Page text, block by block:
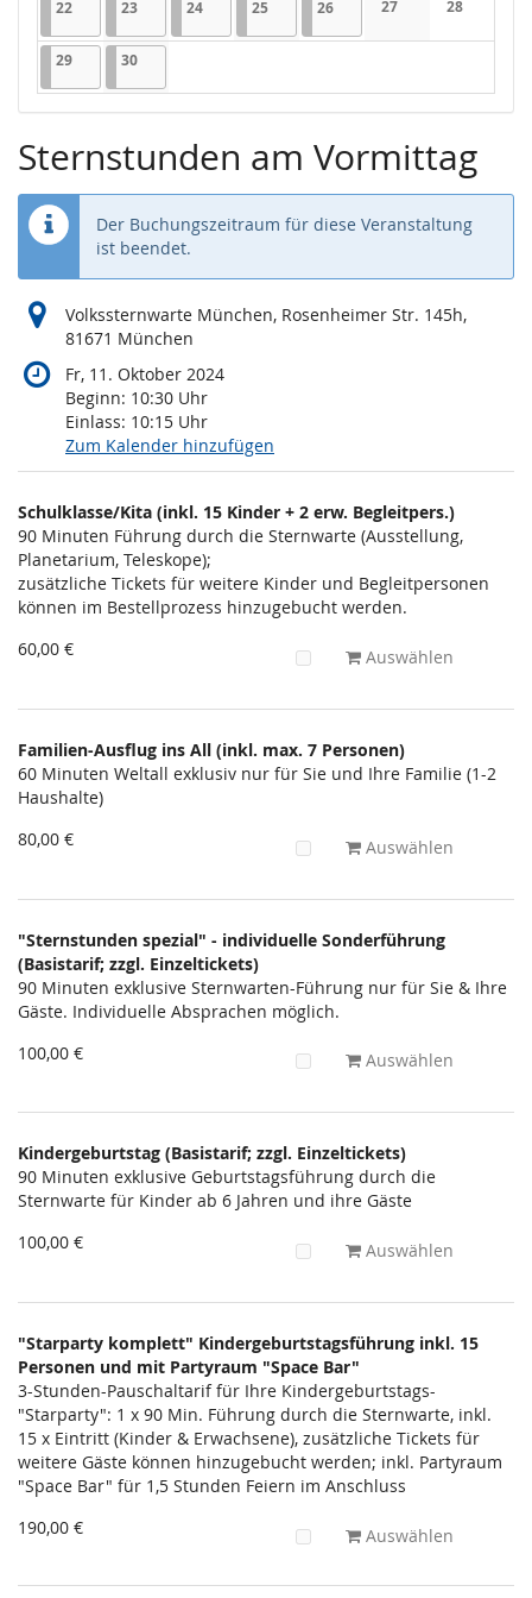
2222.06.2026
1 Veranstaltung
2323.06.2026
1 Veranstaltung
2424.06.2026
1 Veranstaltung
2525.06.2026
1 Veranstaltung
2626.06.2026
1 Veranstaltung
27
Keine
28
Keine
2929.06.2026
1 Veranstaltung
3030.06.2026
1 Veranstaltung
Sternstunden am Vormittag
Der Buchungszeitraum für diese Veranstaltung
ist beendet.
Volkssternwarte München, Rosenheimer Str. 145h,
81671 München
Fr, 11. Oktober 2024
Beginn: 10:30 Uhr
Einlass: 10:15 Uhr
Zum Kalender hinzufügen
Produkte
Unkategorisierte
Produkte
Schulklasse/Kita (inkl. 15 Kinder + 2 erw. Begleitpers.)
90 Minuten Führung durch die Sternwarte (Ausstellung,
Planetarium, Teleskope);
zusätzliche Tickets für weitere Kinder und Begleitpersonen
können im Bestellprozess hinzugebucht werden.
60,00 €
Auswählen
Familien-Ausflug ins All (inkl. max. 7 Personen)
60 Minuten Weltall exklusiv nur für Sie und Ihre Familie (1-2
Haushalte)
80,00 €
Auswählen
"Sternstunden spezial" - individuelle Sonderführung
(Basistarif; zzgl. Einzeltickets)
90 Minuten exklusive Sternwarten-Führung nur für Sie & Ihre
Gäste. Individuelle Absprachen möglich.
100,00 €
Auswählen
Kindergeburtstag (Basistarif; zzgl. Einzeltickets)
90 Minuten exklusive Geburtstagsführung durch die
Sternwarte für Kinder ab 6 Jahren und ihre Gäste
100,00 €
Auswählen
"Starparty komplett" Kindergeburtstagsführung inkl. 15
Personen und mit Partyraum "Space Bar"
3-Stunden-Pauschaltarif für Ihre Kindergeburtstags-
"Starparty": 1 x 90 Min. Führung durch die Sternwarte, inkl.
15 x Eintritt (Kinder & Erwachsene), zusätzliche Tickets für
weitere Gäste können hinzugebucht werden; inkl. Partyraum
"Space Bar" für 1,5 Stunden Feiern im Anschluss
190,00 €
Auswählen